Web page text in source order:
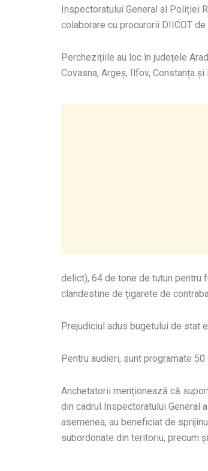
Inspectoratului General al Poliției
colaborare cu procurorii DIICOT
Perchezițiile au loc în județele
Covasna, Argeș, Ilfov, Constanța
delict), 64 de tone de tutun pentru
clandestine de țigarete de
Prejudiciul adus bugetului de stat
Pentru audieri, sunt programate
Anchetatorii menționează că
din cadrul Inspectoratului General
asemenea, au beneficiat de
subordonate din teritoriu, precum